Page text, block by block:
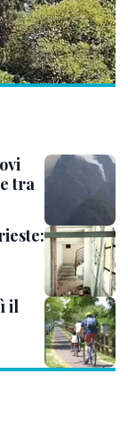
tra
il